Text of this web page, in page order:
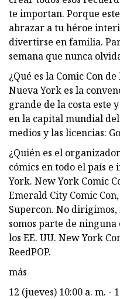
te importan. Porque
abrazar a tu héroe
divertirse en familia.
semana que nunca
¿Qué es la Comic Con
Nueva York es la
grande de la costa este
en la capital mundial
medios y las licencias:
¿Quién es el
cómics en todo el país e
York. New York Comic
Emerald City Comic
Supercon. No
somos parte de
los EE. UU. New York
ReedPOP.
más
12 (jueves) 10:00 a. m. -